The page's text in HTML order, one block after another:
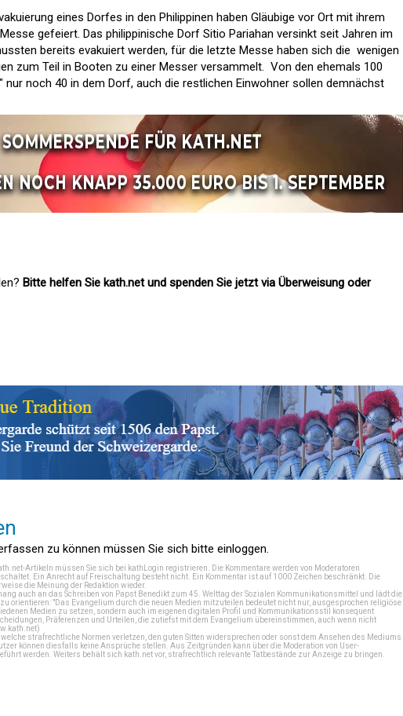
eines Dorfes in den Philippinen haben Gläubige vor Ort mit ihrem
gefeiert. Das philippinische Dorf Sitio Pariahan versinkt seit Jahren im
bereits evakuiert werden, für die letzte Messe haben sich die wenigen
zum Teil in Booten zu einer Messer versammelt. Von den ehemals 100
nur noch 40 in dem Dorf, auch die restlichen Einwohner sollen demnächst
Bitte helfen Sie kath.net und spenden Sie jetzt via Überweisung oder
zu können müssen Sie sich bitte einloggen.
Artikeln müssen Sie sich bei kathLogin registrieren . Die Kommentare werden von Moderatoren
Ein Anrecht auf Freischaltung besteht nicht. Ein Kommentar ist auf 1000 Zeichen beschränkt. Die
die Meinung der Redaktion wieder.
auch an das Schreiben von Papst Benedikt zum 45. Welttag der Sozialen Kommunikationsmittel und lädt die
orientieren: "Das Evangelium durch die neuen Medien mitzuteilen bedeutet nicht nur, ausgesprochen religiöse
Medien zu setzen, sondern auch im eigenen digitalen Profil und Kommunikationsstil konsequent
Präferenzen und Urteilen, die zutiefst mit dem Evangelium übereinstimmen, auch wenn nicht
)
strafrechtliche Normen verletzen, den guten Sitten widersprechen oder sonst dem Ansehen des Mediums
können diesfalls keine Ansprüche stellen. Aus Zeitgründen kann über die Moderation von User-
werden. Weiters behält sich kath.net vor, strafrechtlich relevante Tatbestände zur Anzeige zu bringen.